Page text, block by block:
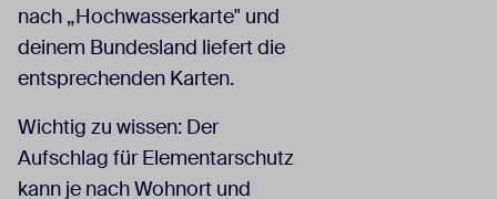
nach „Hochwasserkarte" und
deinem Bundesland liefert die
entsprechenden Karten.
Wichtig zu wissen: Der
Aufschlag für Elementarschutz
kann je nach Wohnort und